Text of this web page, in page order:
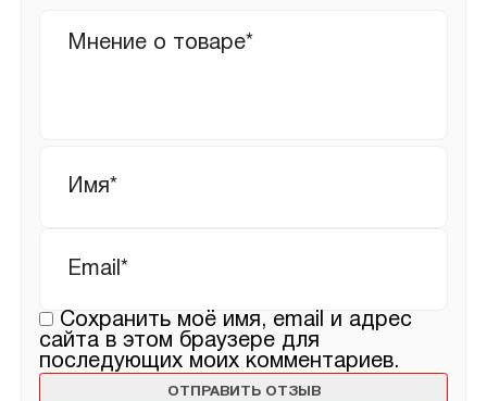
отзыв
Сохранить моё имя, email и адрес
сайта в этом браузере для
последующих моих комментариев.